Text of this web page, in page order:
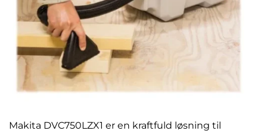
Makita DVC750LZX1 er en kraftfuld løsning til